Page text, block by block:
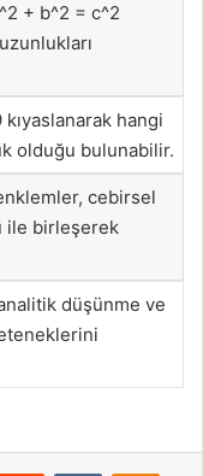
+ b^2 = c^2
hangi
olduğu bulunabilir.
cebirsel
ile birleşerek
düşünme ve
Reddit VKontakte